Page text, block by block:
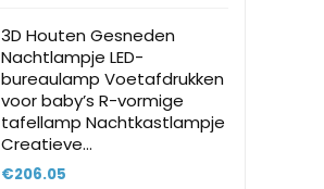
3D Houten Gesneden
Nachtlampje LED-
bureaulamp Voetafdrukken
voor baby’s R-vormige
tafellamp Nachtkastlampje
Creatieve…
€206.05